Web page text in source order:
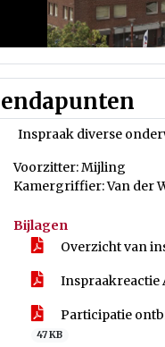
Inspraak diverse
Voorzitter: Mijling
Kamergriffier: Van der
Bijlagen
Overzicht van
Inspraakreactie
Participatie
47 KB